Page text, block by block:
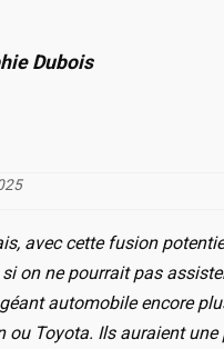
Dubois
avec cette fusion
on ne pourrait pas
automobile encore
ou Toyota. Ils auraient une